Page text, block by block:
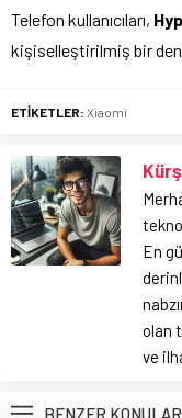
Telefon kullanıcıları,
kişiselleştirilmiş bir
ETİKETLER: Xiaomi
En
olan
ve
BENZER KONULAR